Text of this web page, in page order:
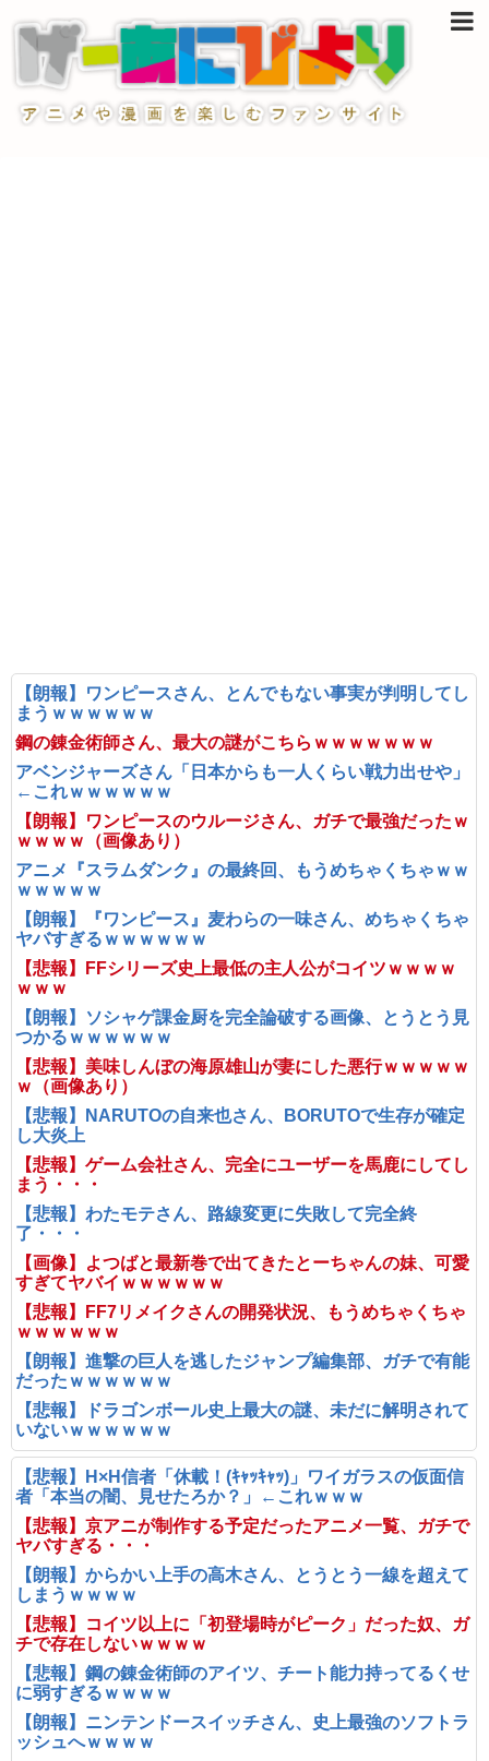
【朗報】ワンピースさん、とんでもない事実が判明してし
まうｗｗｗｗｗｗ
鋼の錬金術師さん、最大の謎がこちらｗｗｗｗｗｗｗ
アベンジャーズさん「日本からも一人くらい戦力出せや」
←これｗｗｗｗｗｗ
【朗報】ワンピースのウルージさん、ガチで最強だったｗ
ｗｗｗｗ（画像あり）
アニメ『スラムダンク』の最終回、もうめちゃくちゃｗｗ
ｗｗｗｗｗ
【朗報】『ワンピース』麦わらの一味さん、めちゃくちゃ
ヤバすぎるｗｗｗｗｗｗ
【悲報】FFシリーズ史上最低の主人公がコイツｗｗｗｗ
ｗｗｗ
【朗報】ソシャゲ課金厨を完全論破する画像、とうとう見
つかるｗｗｗｗｗｗ
【悲報】美味しんぼの海原雄山が妻にした悪行ｗｗｗｗｗ
ｗ（画像あり）
【悲報】NARUTOの自来也さん、BORUTOで生存が確定
し大炎上
【悲報】ゲーム会社さん、完全にユーザーを馬鹿にしてし
まう・・・
【悲報】わたモテさん、路線変更に失敗して完全終
了・・・
【画像】よつばと最新巻で出てきたとーちゃんの妹、可愛
すぎてヤバイｗｗｗｗｗｗ
【悲報】FF7リメイクさんの開発状況、もうめちゃくちゃ
ｗｗｗｗｗｗ
【朗報】進撃の巨人を逃したジャンプ編集部、ガチで有能
だったｗｗｗｗｗｗ
【悲報】ドラゴンボール史上最大の謎、未だに解明されて
いないｗｗｗｗｗｗ
【悲報】H×H信者「休載！(ｷｬｯｷｬｯ)」ワイガラスの仮面信
者「本当の闇、見せたろか？」←これｗｗｗ
【悲報】京アニが制作する予定だったアニメ一覧、ガチで
ヤバすぎる・・・
【朗報】からかい上手の高木さん、とうとう一線を超えて
しまうｗｗｗｗ
【悲報】コイツ以上に「初登場時がピーク」だった奴、ガ
チで存在しないｗｗｗｗ
【悲報】鋼の錬金術師のアイツ、チート能力持ってるくせ
に弱すぎるｗｗｗｗ
【朗報】ニンテンドースイッチさん、史上最強のソフトラ
ッシュへｗｗｗｗ